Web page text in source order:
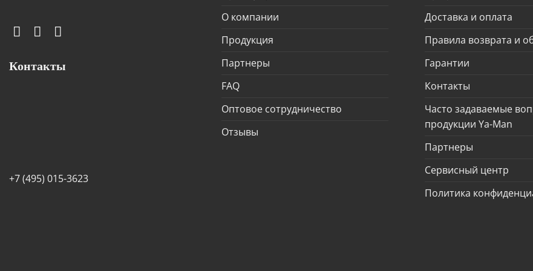
Контакты
+7 (495) 015-3623
О компании
Продукция
Партнеры
FAQ
Оптовое сотрудничество
Отзывы
Доставка и оплата
Правила возврата и
Гарантии
Контакты
Часто задаваемые
продукции Ya-Man
Партнеры
Сервисный центр
Политика